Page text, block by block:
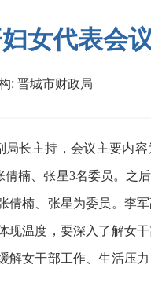
女代表会
: 晋城市财政局
长主持，会议主要内
楠、张星3名委员。之
楠、张星为委员。李
温度，要深入了解女
女干部工作、生活压